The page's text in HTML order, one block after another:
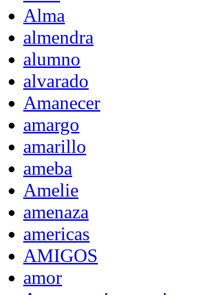
Alma
almendra
alumno
alvarado
Amanecer
amargo
amarillo
ameba
Amelie
amenaza
americas
AMIGOS
amor